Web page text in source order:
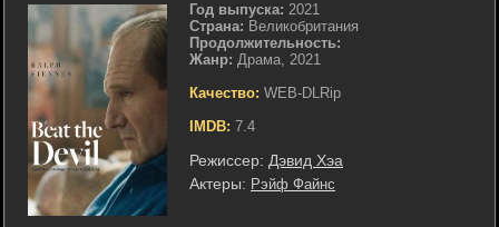
Год выпуска: 2021
Страна: Великобритания
Продолжительность:
Жанр: Драма, 2021
Качество: WEB-DLRip
IMDB: 7.4
Режиссер: Дэвид Хэа
Актеры: Рэйф Файнс